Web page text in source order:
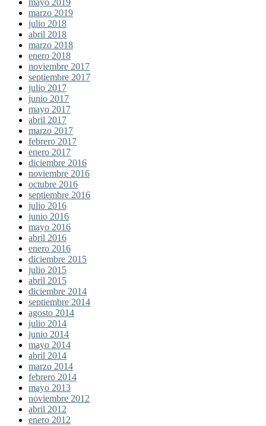
mayo 2019
marzo 2019
julio 2018
abril 2018
marzo 2018
enero 2018
noviembre 2017
septiembre 2017
julio 2017
junio 2017
mayo 2017
abril 2017
marzo 2017
febrero 2017
enero 2017
diciembre 2016
noviembre 2016
octubre 2016
septiembre 2016
julio 2016
junio 2016
mayo 2016
abril 2016
enero 2016
diciembre 2015
julio 2015
abril 2015
diciembre 2014
septiembre 2014
agosto 2014
julio 2014
junio 2014
mayo 2014
abril 2014
marzo 2014
febrero 2014
mayo 2013
noviembre 2012
abril 2012
enero 2012